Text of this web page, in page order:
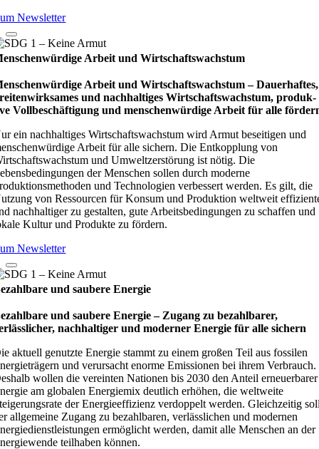
Newsletter
Arbeit und Wirtschaftswachstum
Arbeit und Wirtschaftswachstum – Dau­e­r­haf­tes,
und nach­hal­ti­ges Wirt­schafts­wachs­tum, pro­duk­
Vollbe­schäf­ti­gung und men­schen­wür­dige Arbeit für alle
ein nachhaltiges Wirtschaftswachstum wird Armut beseitigen und
Arbeit für alle sichern. Die Entkopplung von
und Umweltzerstörung ist nötig. Die
der Menschen sollen durch moderne
und Technologien verbessert werden. Es gilt, die
von Ressourcen für Konsum und Produktion weltweit
nachhaltiger zu gestalten, gute Arbeitsbedingungen zu schaffen und
Kultur und Produkte zu fördern.
Newsletter
und saubere Energie
und saubere Energie – Zugang zu bezahlbarer,
nachhaltiger und moderner Energie für alle sichern
aktuell genutzte Energie stammt zu einem großen Teil aus fossilen
und verursacht enorme Emissionen bei ihrem Verbrauch.
wollen die vereinten Nationen bis 2030 den Anteil erneuerbarer
am globalen Energiemix deutlich erhöhen, die weltweite
der Energieeffizienz verdoppelt werden. Gleichzeitig
allgemeine Zugang zu bezahlbaren, verlässlichen und modernen
ermöglicht werden, damit alle Menschen an der
teilhaben können.